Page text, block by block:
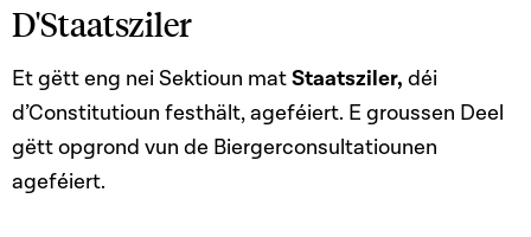
D'Staatsziler
Et gëtt eng nei Sektioun matStaatsziler, déi
d’Constitutioun festhält, ageféiert. E groussen Deel
gëtt opgrond vun de Biergerconsultatiounen
ageféiert.